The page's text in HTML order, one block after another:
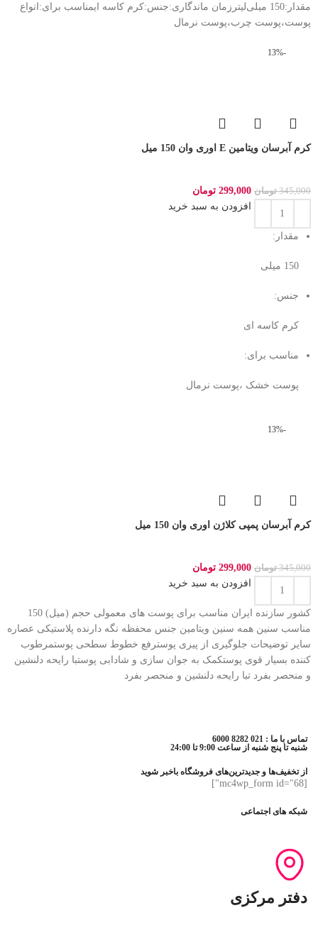
مقدار:150 میلی‌لیترزمان ماندگاری:جنس:کرم کاسه ایمناسب برای:انواع
پوست،پوست چرب،پوست نرمال
-13%
کرم آبرسان ویتامین E اوری وان 150 میل
345,000 تومان 299,000 تومان
افزودن به سبد خرید
مقدار:
150 میلی‌
جنس:
کرم کاسه ای
مناسب برای:
پوست خشک ،پوست نرمال
-13%
کرم آبرسان پمپی کلاژن اوری وان 150 میل
345,000 تومان 299,000 تومان
افزودن به سبد خرید
کشور سازنده ایران مناسب برای پوست های معمولی حجم (میل) 150
مناسب سنین همه سنین ویتامین جنس محفظه نگه دارنده پلاستیکی عصاره
سایر توضیحات جلوگیری از پیری پوسترفع خطوط سطحی پوستمرطوب
کننده بسیار قوی پوستکمک به جوان سازی و شادابی پوستبا رایحه دلنشین
و منحصر بفرد تبا رایحه دلنشین و منحصر بفرد
تماس با ما : 021 8282 6000
شنبه تا پنج شنبه از ساعت 9:00 تا 24:00
از تخفیف‌ها و جدیدترین‌های فروشگاه باخبر شوید
[mc4wp_form id="68"]
شبکه های اجتماعی
دفتر مرکزی